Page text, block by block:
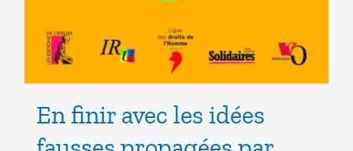
En finir avec les idées